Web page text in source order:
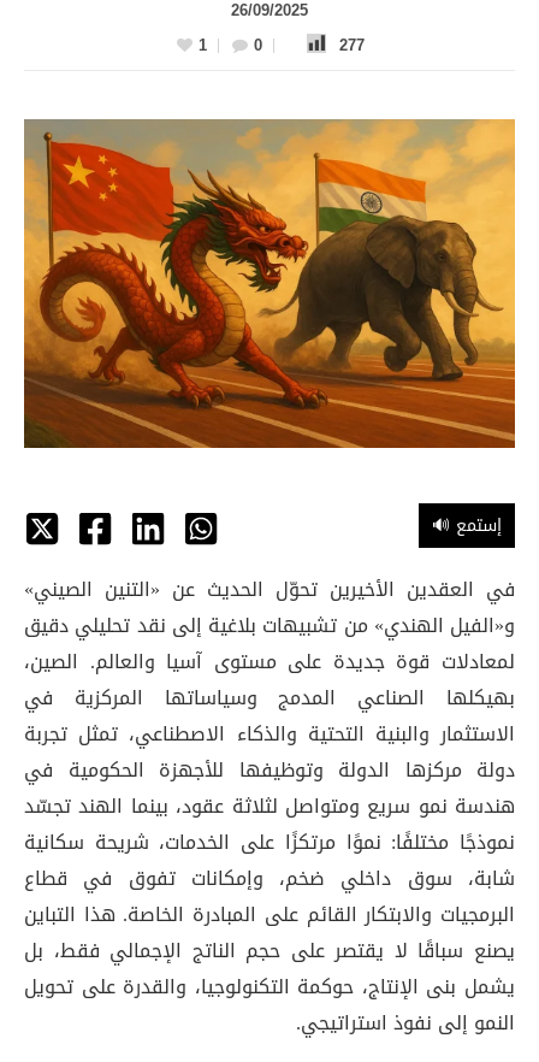
26/09/2025
1
0 277
🔊 إستمع
في العقدين الأخيرين تحوّل الحديث عن «التنين الصيني»
و«الفيل الهندي» من تشبيهات بلاغية إلى نقد تحليلي دقيق
لمعادلات قوة جديدة على مستوى آسيا والعالم. الصين،
بهيكلها الصناعي المدمج وسياساتها المركزية في
الاستثمار والبنية التحتية والذكاء الاصطناعي، تمثل تجربة
دولة مركزها الدولة وتوظيفها للأجهزة الحكومية في
هندسة نمو سريع ومتواصل لثلاثة عقود، بينما الهند تجسّد
نموذجًا مختلفًا: نموًا مرتكزًا على الخدمات، شريحة سكانية
شابة، سوق داخلي ضخم، وإمكانات تفوق في قطاع
البرمجيات والابتكار القائم على المبادرة الخاصة. هذا التباين
يصنع سباقًا لا يقتصر على حجم الناتج الإجمالي فقط، بل
يشمل بنى الإنتاج، حوكمة التكنولوجيا، والقدرة على تحويل
النمو إلى نفوذ استراتيجي.